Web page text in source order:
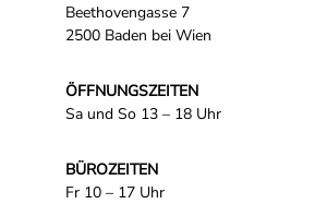
Beethovengasse 7
2500 Baden bei Wien
ÖFFNUNGSZEITEN
Sa und So 13 – 18 Uhr
BÜROZEITEN
Fr 10 – 17 Uhr